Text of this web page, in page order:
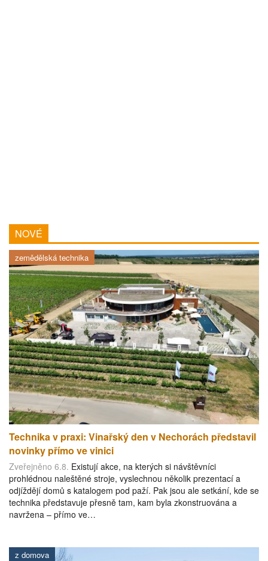
NOVÉ
zemědělská technika
Technika v praxi: Vinařský den v Nechorách představil
novinky přímo ve vinici
Zveřejněno 6.8. Existují akce, na kterých si návštěvníci
prohlédnou naleštěné stroje, vyslechnou několik prezentací a
odjíždějí domů s katalogem pod paží. Pak jsou ale setkání, kde se
technika představuje přesně tam, kam byla zkonstruována a
navržena – přímo ve…
z domova